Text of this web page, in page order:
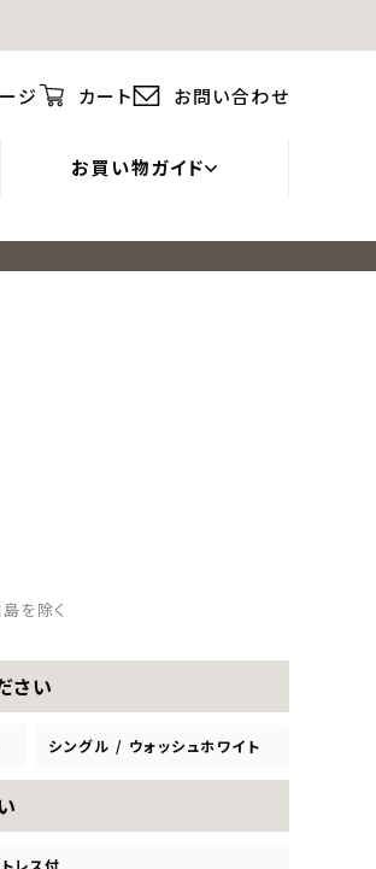
ジ カート お問い合わせ
を除く
さい
シングル / ウォッシュホワイト
レス付